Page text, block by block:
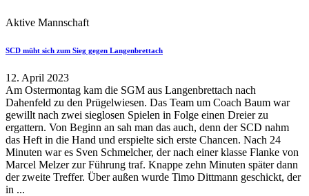
Aktive Mannschaft
SCD müht sich zum Sieg gegen Langenbrettach
12. April 2023
Am Ostermontag kam die SGM aus Langenbrettach nach
Dahenfeld zu den Prügelwiesen. Das Team um Coach Baum war
gewillt nach zwei sieglosen Spielen in Folge einen Dreier zu
ergattern. Von Beginn an sah man das auch, denn der SCD nahm
das Heft in die Hand und erspielte sich erste Chancen. Nach 24
Minuten war es Sven Schmelcher, der nach einer klasse Flanke von
Marcel Melzer zur Führung traf. Knappe zehn Minuten später dann
der zweite Treffer. Über außen wurde Timo Dittmann geschickt, der
in ...